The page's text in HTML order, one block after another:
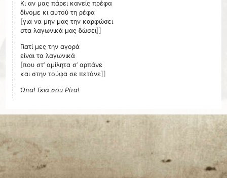
Κι αν μας πάρει κανείς πρέφα
[για να μην μας την καρφώσει
στα λαγωνικά μας δώσει]]
Γιατί μες την αγορά
[που στ’ αμίλητα σ’ αρπάνε
και στην τούφα σε πετάνε]]
Ώπα! Γεια σου Ρίτα!